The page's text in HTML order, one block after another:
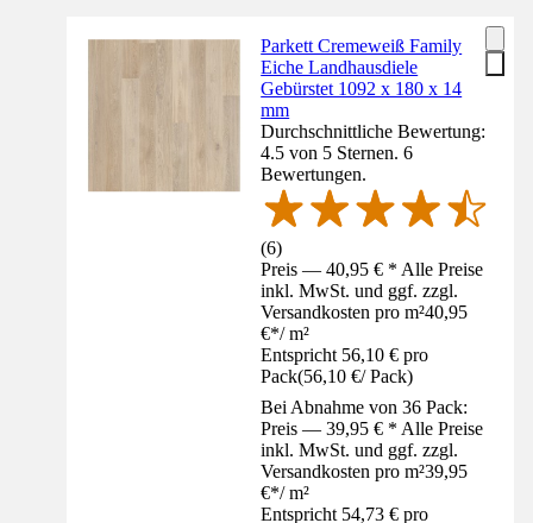
Parkett Cremeweiß Family
Eiche Landhausdiele
Gebürstet 1092 x 180 x 14
mm
Durchschnittliche Bewertung:
4.5 von 5 Sternen. 6
Bewertungen.
(6)
Preis — 40,95 € * Alle Preise
inkl. MwSt. und ggf. zzgl.
Versandkosten pro m²40,95
€*/ m²
Entspricht 56,10 € pro
Pack(56,10 €/ Pack)
Bei Abnahme von 36 Pack:
Preis — 39,95 € * Alle Preise
inkl. MwSt. und ggf. zzgl.
Versandkosten pro m²39,95
€*/ m²
Entspricht 54,73 € pro